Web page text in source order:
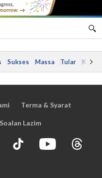
Sukses Massa Tular Kes
Terma & Syarat
Soalan Lazim